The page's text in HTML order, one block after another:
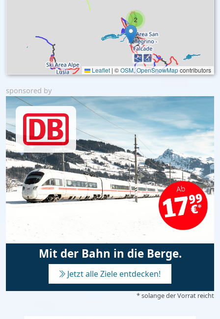
2
Leaflet | ©OSM,OpenSnowMapcontributors
sponsored by
Mit der Bahn in die Berge.
Jetzt alle Ziele entdecken!
* solange der Vorrat reicht